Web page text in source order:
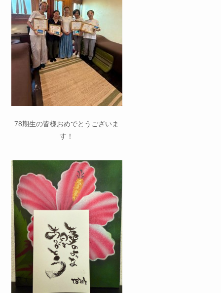
78期生の皆様おめでとうございま
す！